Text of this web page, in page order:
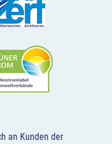
an Kunden der